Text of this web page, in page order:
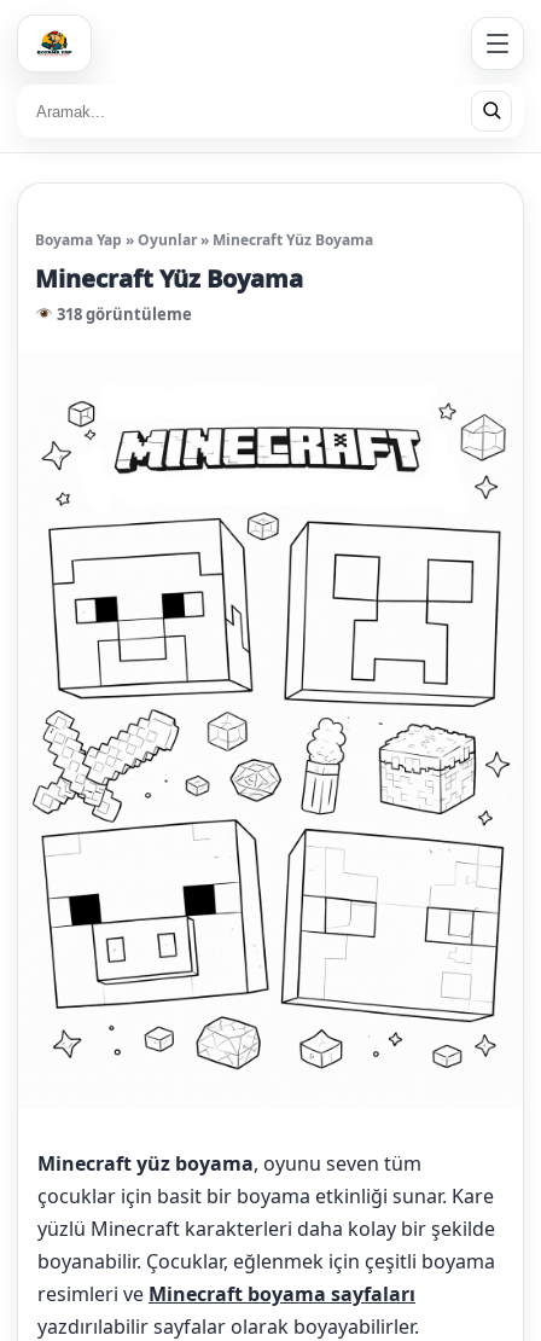
Boyama Yap »Oyunlar» Minecraft Yüz Boyama
Minecraft Yüz Boyama
318 görüntüleme
Minecraft yüz boyama, oyunu seven tüm
çocuklar için basit bir boyama etkinliği sunar. Kare
yüzlü Minecraft karakterleri daha kolay bir şekilde
boyanabilir. Çocuklar, eğlenmek için çeşitli boyama
resimleri ve Minecraft boyama sayfaları
yazdırılabilir sayfalar olarak boyayabilirler.